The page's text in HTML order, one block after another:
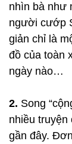
nhìn bà như
người cướp
giản chỉ là
đồ của toàn
ngày nào…
2. Song
nhiều
gần đây.